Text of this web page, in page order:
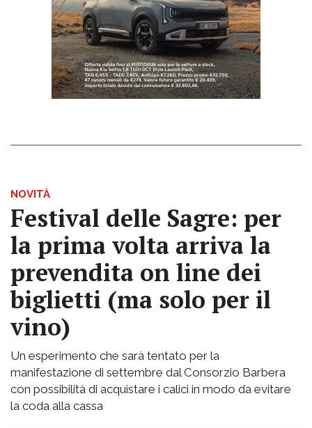
NOVITÀ
Festival delle Sagre: per
la prima volta arriva la
prevendita on line dei
biglietti (ma solo per il
vino)
Un esperimento che sarà tentato per la
manifestazione di settembre dal Consorzio Barbera
con possibilità di acquistare i calici in modo da evitare
la coda alla cassa